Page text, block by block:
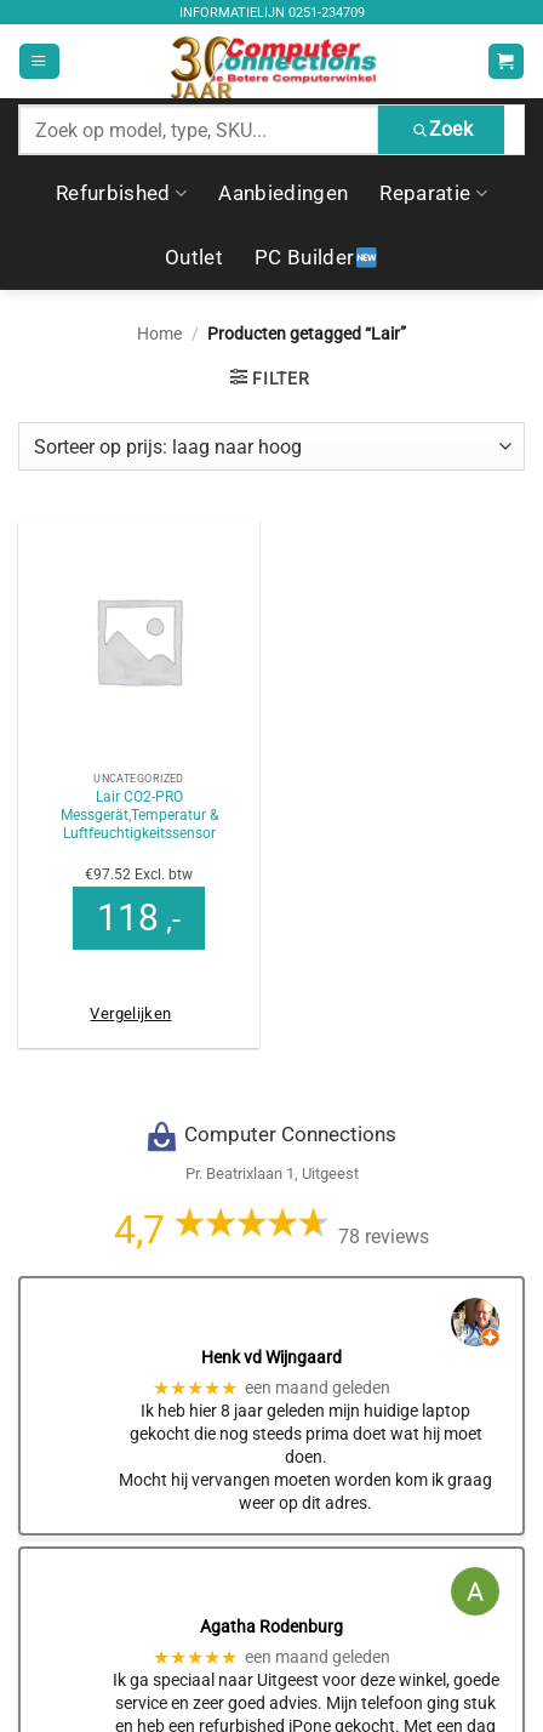
inhoud
INFORMATIELIJN 0251-234709
Zoek
producten
Zoek
Refurbished Aanbiedingen Reparatie
Outlet PC Builder
Home / Producten getagged “Lair”
FILTER
UNCATEGORIZED
Lair CO2-PRO
Messgerät,Temperatur &
Luftfeuchtigkeitssensor
€97.52 Excl. btw
118 ,-
Vergelijken
Computer Connections
Pr. Beatrixlaan 1, Uitgeest
4,7 78 reviews
Henk vd Wijngaard
★★★★★ een maand geleden
Ik heb hier 8 jaar geleden mijn huidige laptop
gekocht die nog steeds prima doet wat hij moet
doen.
Mocht hij vervangen moeten worden kom ik graag
weer op dit adres.
Agatha Rodenburg
★★★★★ een maand geleden
Ik ga speciaal naar Uitgeest voor deze winkel, goede
service en zeer goed advies. Mijn telefoon ging stuk
en heb een refurbished iPone gekocht. Met een dag